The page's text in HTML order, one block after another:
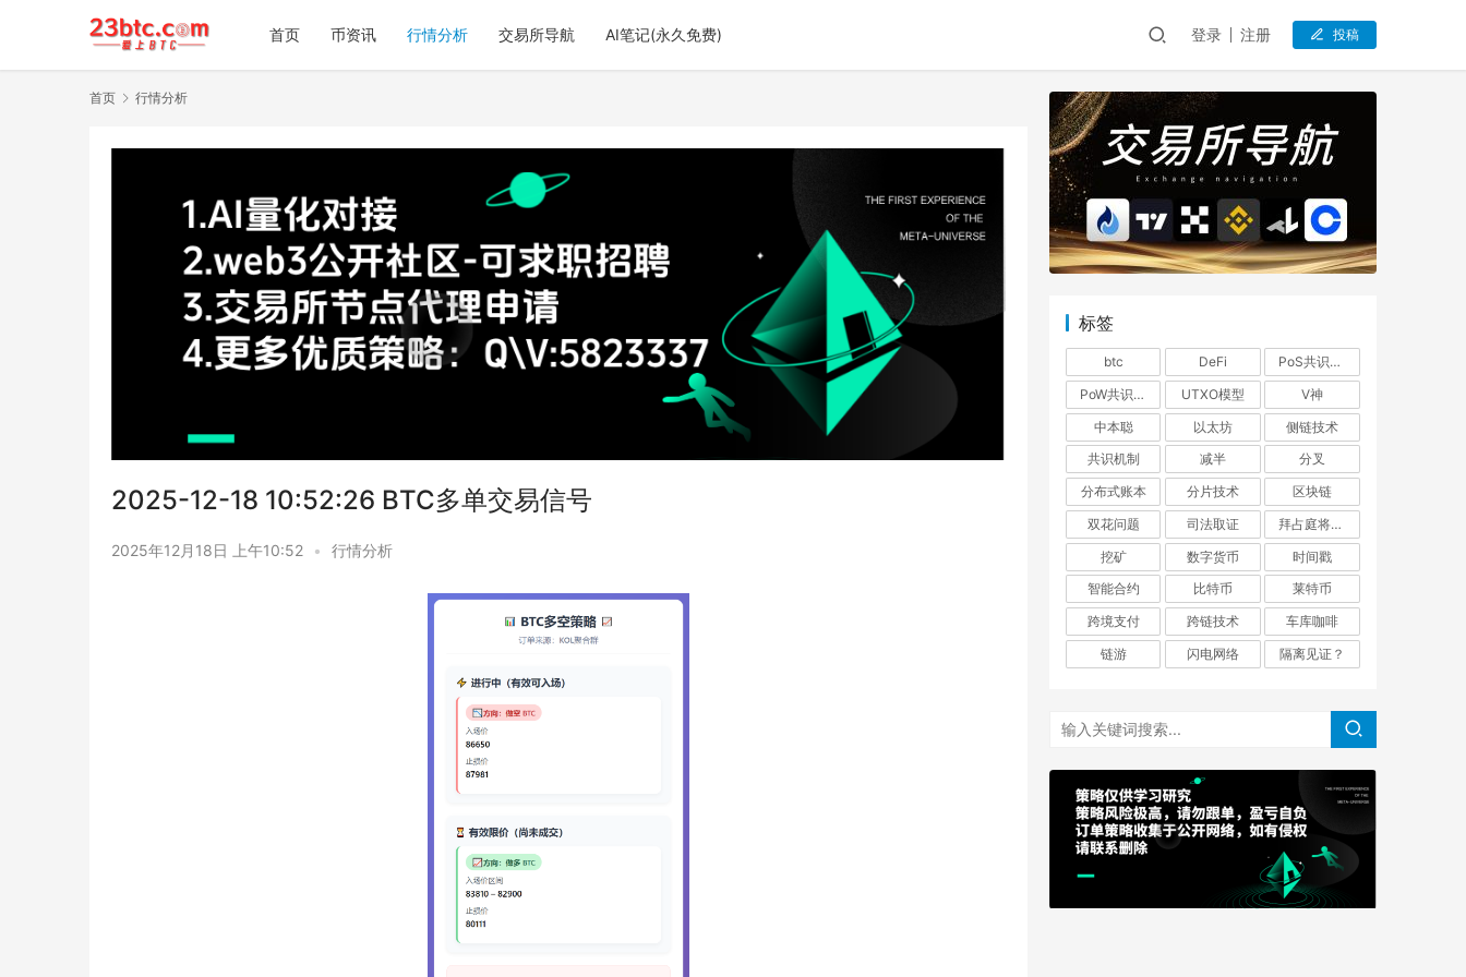
首页 币资讯 行情分析 交易所导航 AI笔记(永久免费) 登录 注册 投稿
首页 行情分析
2025-12-18 10:52:26 BTC多单交易信号
2025年12月18日 上午10:52 • 行情分析
标签
btc DeFi
PoS共识机制
PoW共识机制
UTXO模型
V神
中本聪
以太坊
侧链技术
共识机制
减半
分叉
分布式账本
分片技术
区块链
双花问题
司法取证
拜占庭将军问题
挖矿
数字货币
时间戳
智能合约
比特币
莱特币
跨境支付
跨链技术
车库咖啡
链游
闪电网络 隔离见证？